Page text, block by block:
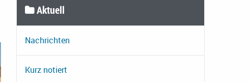
Aktuell
Nachrichten
Kurz notiert